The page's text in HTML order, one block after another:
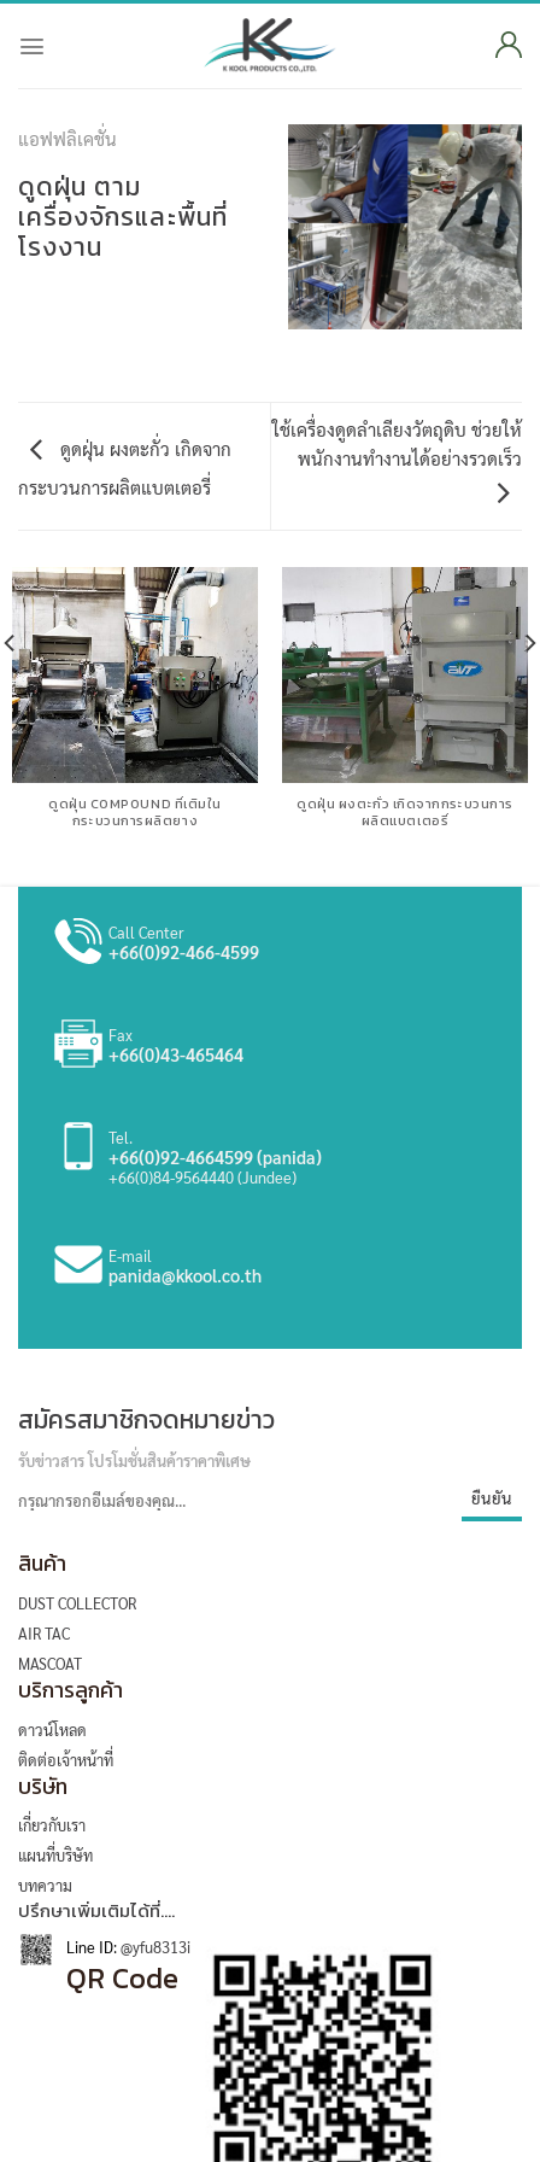
แอฟฟลิเคชั่น
ดูดฝุ่น ตาม
เครื่องจักรและพื้นที่
โรงงาน
ดูดฝุ่น ผงตะกั่ว เกิดจาก
กระบวนการผลิตแบตเตอรี่
ใช้เครื่องดูดลำเลียงวัตถุดิบ ช่วยให้
พนักงานทำงานได้อย่างรวดเร็ว
ดูดฝุ่น COMPOUND ที่เติมใน
กระบวนการผลิตยาง
ดูดฝุ่น ผงตะกั่ว เกิดจากกระบวนการ
ผลิตแบตเตอรี่
Call Center
+66(0)92-466-4599
Fax
+66(0)43-465464
Tel.
+66(0)92-4664599 (panida)
+66(0)84-9564440 (Jundee)
E-mail
panida@kkool.co.th
สมัครสมาชิกจดหมายข่าว
รับข่าวสาร โปรโมชั่นสินค้าราคาพิเศษ
สินค้า
DUST COLLECTOR
AIR TAC
MASCOAT
บริการลูกค้า
ดาวน์โหลด
ติดต่อเจ้าหน้าที่
บริษัท
เกี่ยวกับเรา
แผนที่บริษัท
บทความ
ปรึกษาเพิ่มเติมได้ที่....
Line ID:@yfu8313i
QR Code